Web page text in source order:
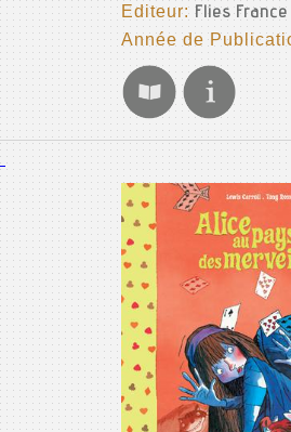
Editeur: Flies France
Année de